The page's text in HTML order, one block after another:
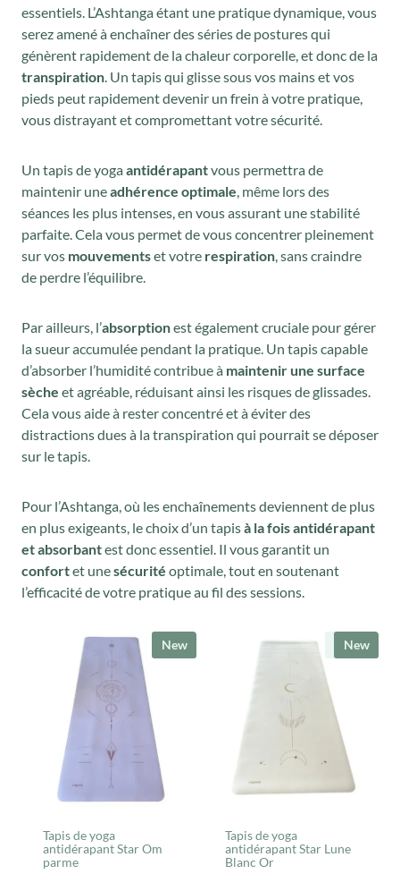
essentiels. L’Ashtanga étant une pratique dynamique, vous
serez amené à enchaîner des séries de postures qui
génèrent rapidement de la chaleur corporelle, et donc de la
transpiration . Un tapis qui glisse sous vos mains et vos
pieds peut rapidement devenir un frein à votre pratique,
vous distrayant et compromettant votre sécurité.
Un tapis de yogaantidérapantvous permettra de
maintenir uneadhérence optimale , même lors des
séances les plus intenses, en vous assurant une stabilité
parfaite. Cela vous permet de vous concentrer pleinement
sur vos mouvementset votre respiration , sans craindre
de perdre l’équilibre.
Par ailleurs, l’absorptionest également cruciale pour gérer
la sueur accumulée pendant la pratique. Un tapis capable
d’absorber l’humidité contribue à maintenir une surface
sèche et agréable, réduisant ainsi les risques de glissades.
Cela vous aide à rester concentré et à éviter des
distractions dues à la transpiration qui pourrait se déposer
sur le tapis.
Pour l’Ashtanga, où les enchaînements deviennent de plus
en plus exigeants, le choix d’un tapisà la fois antidérapant
et absorbantest donc essentiel. Il vous garantit un
confortet unesécurité optimale, tout en soutenant
l’efficacité de votre pratique au fil des sessions.
New
Tapis de yoga
antidérapant Star Om
parme
New
New
Tapis de yoga
antidérapant Star Lune
Blanc Or